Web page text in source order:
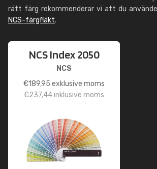
rätt färg rekommenderar vi att du
NCS-färgfläkt.
NCS Index 2050
NCS
€189,95 exklusive moms
€237,44inklusive moms